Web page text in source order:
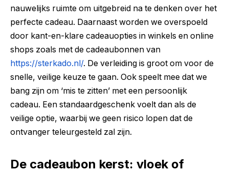
nauwelijks ruimte om uitgebreid na te denken over het
perfecte cadeau. Daarnaast worden we overspoeld
door kant-en-klare cadeauopties in winkels en online
shops zoals met de cadeaubonnen van
https://sterkado.nl/. De verleiding is groot om voor de
snelle, veilige keuze te gaan. Ook speelt mee dat we
bang zijn om ‘mis te zitten’ met een persoonlijk
cadeau. Een standaardgeschenk voelt dan als de
veilige optie, waarbij we geen risico lopen dat de
ontvanger teleurgesteld zal zijn.
De cadeaubon kerst: vloek of